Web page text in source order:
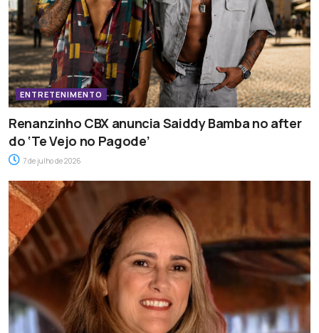
ENTRETENIMENTO
Renanzinho CBX anuncia Saiddy Bamba no after
do ‘Te Vejo no Pagode’
7 de julho de 2026